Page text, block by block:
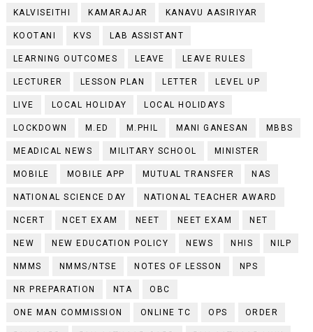
KALVISEITHI KAMARAJAR KANAVU AASIRIYAR
KOOTANI KVS LAB ASSISTANT
LEARNING OUTCOMES LEAVE LEAVE RULES
LECTURER LESSON PLAN LETTER LEVEL UP
LIVE LOCAL HOLIDAY LOCAL HOLIDAYS
LOCKDOWN M.ED M.PHIL MANI GANESAN MBBS
MEADICAL NEWS MILITARY SCHOOL MINISTER
MOBILE MOBILE APP MUTUAL TRANSFER NAS
NATIONAL SCIENCE DAY NATIONAL TEACHER AWARD
NCERT NCET EXAM NEET NEET EXAM NET
NEW NEW EDUCATION POLICY NEWS NHIS NILP
NMMS NMMS/NTSE NOTES OF LESSON NPS
NR PREPARATION NTA OBC
ONE MAN COMMISSION ONLINE TC OPS ORDER